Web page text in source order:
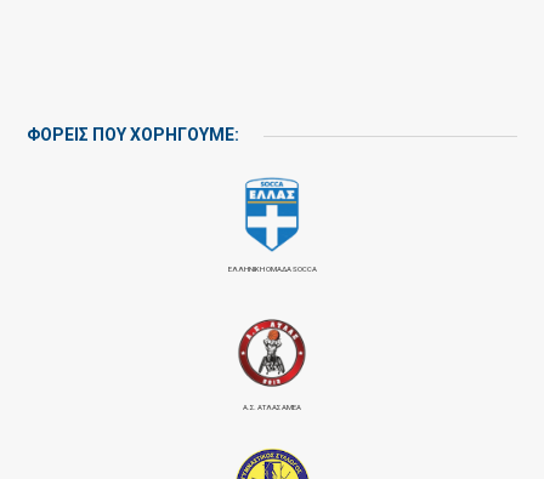
ΦΟΡΕΙΣ ΠΟΥ ΧΟΡΗΓΟΥΜΕ:
ΕΛΛΗΝΙΚΗ ΟΜΑΔΑ SOCCA
Α.Σ. ΑΤΛΑΣ ΑΜΕΑ